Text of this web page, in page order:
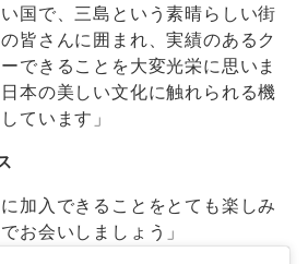
国で、三島という素晴らしい街
皆さんに囲まれ、実績のあるク
できることを大変光栄に思いま
本の美しい文化に触れられる機
ています」
加入できることをとても楽しみ
お会いしましょう」